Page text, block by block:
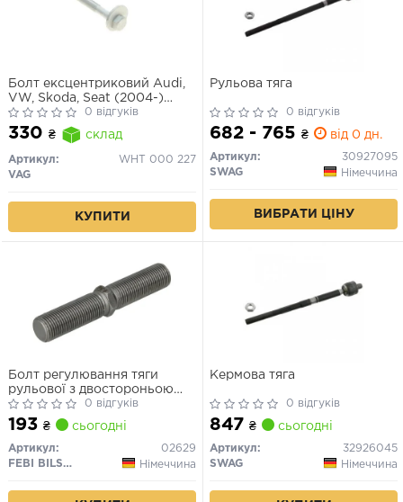
Болт ексцентриковий Audi,
VW, Skoda, Seat (2004-)
(WHT000227) VAG
0 відгуків
330 ₴ склад
Артикул:
WHT 000 227
VAG
КУПИТИ
Рульова тяга
0 відгуків
682 - 765 ₴ від 0 дн.
Артикул:
30927095
SWAG
Німеччина
ВИБРАТИ ЦІНУ
Болт регулювання тяги
рульової з двостороньою
різьбою
0 відгуків
193 ₴ сьогодні
Артикул:
02629
FEBI BILSTEIN
Німеччина
Кермова тяга
0 відгуків
847 ₴ сьогодні
Артикул:
32926045
SWAG
Німеччина